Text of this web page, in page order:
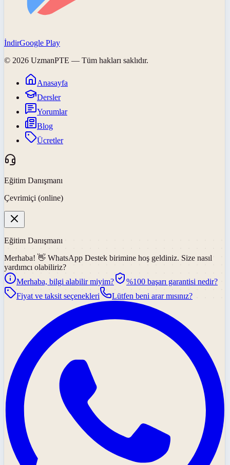
İndirGoogle Play
© 2026 UzmanPTE — Tüm hakları saklıdır.
Anasayfa
Dersler
Yorumlar
Blog
Ücretler
Eğitim Danışmanı
Çevrimiçi (online)
Eğitim Danışmanı
Merhaba! 👋 WhatsApp Destek birimine hoş geldiniz. Size nasıl
yardımcı olabiliriz?
Merhaba, bilgi alabilir miyim?
%100 başarı garantisi nedir?
Fiyat ve taksit seçenekleri
Lütfen beni arar mısınız?